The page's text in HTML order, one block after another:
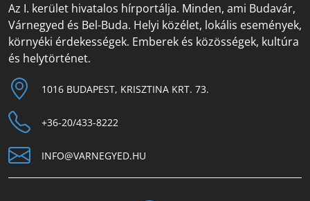
Az I. kerület hivatalos hírportálja. Minden, ami Budavár,
Várnegyed és Bel-Buda. Helyi közélet, lokális események,
környéki érdekességek. Emberek és közösségek, kultúra
és helytörténet.
1016 BUDAPEST, KRISZTINA KRT. 73.
+36-20/433-8222
INFO@VARNEGYED.HU